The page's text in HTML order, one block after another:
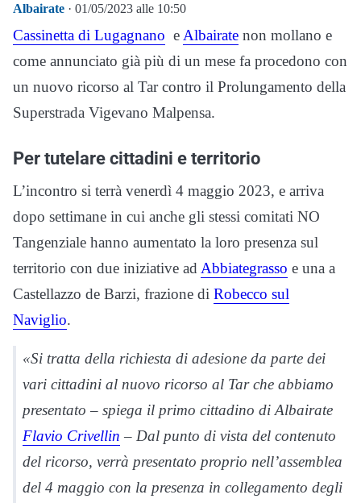
Albairate · 01/05/2023 alle 10:50
Cassinetta di Lugagnano e Albairate non mollano e
come annunciato già più di un mese fa procedono con
un nuovo ricorso al Tar contro il Prolungamento della
Superstrada Vigevano Malpensa.
Per tutelare cittadini e territorio
L’incontro si terrà venerdì 4 maggio 2023, e arriva
dopo settimane in cui anche gli stessi comitati NO
Tangenziale hanno aumentato la loro presenza sul
territorio con due iniziative ad Abbiategrasso e una a
Castellazzo de Barzi, frazione di Robecco sul
Naviglio.
«Si tratta della richiesta di adesione da parte dei
vari cittadini al nuovo ricorso al Tar che abbiamo
presentato – spiega il primo cittadino di Albairate
Flavio Crivellin – Dal punto di vista del contenuto
del ricorso, verrà presentato proprio nell’assemblea
del 4 maggio con la presenza in collegamento degli